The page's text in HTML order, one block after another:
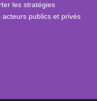
les stratégies
acteurs publics et privés